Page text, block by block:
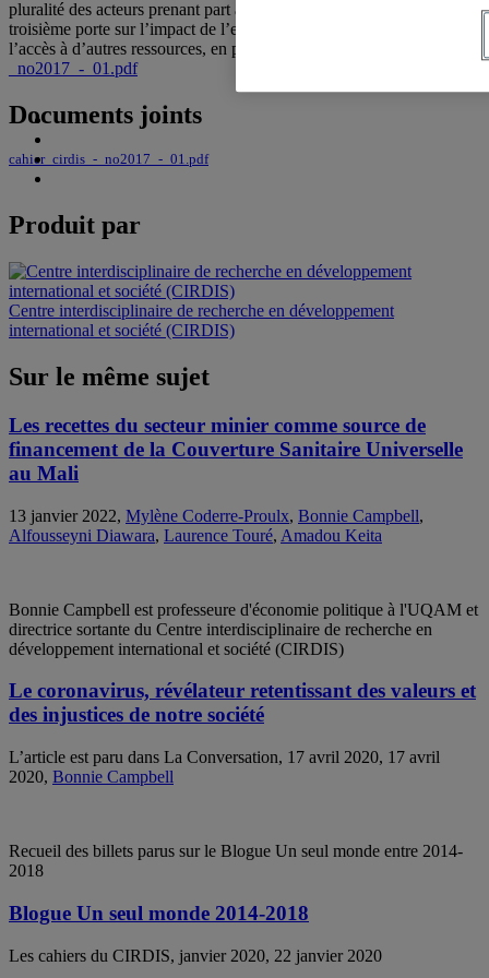
pluralité des acteurs prenant part à l’organisation de ces activités. La
troisième porte sur l’impact de l’exploitation aurifère artisanale sur
l’accès à d’autres ressources, en particulier agricoles.
_no2017_-_01.pdf
Documents joints
cahier_cirdis_-_no2017_-_01.pdf
Produit par
Centre interdisciplinaire de recherche en développement
international et société (CIRDIS)
Sur le même sujet
Les recettes du secteur minier comme source de
financement de la Couverture Sanitaire Universelle
au Mali
13 janvier 2022, Mylène Coderre-Proulx, Bonnie Campbell,
Alfousseyni Diawara, Laurence Touré, Amadou Keita
Bonnie Campbell est professeure d'économie politique à l'UQAM et
directrice sortante du Centre interdisciplinaire de recherche en
développement international et société (CIRDIS)
Le coronavirus, révélateur retentissant des valeurs et
des injustices de notre société
L’article est paru dans La Conversation, 17 avril 2020, 17 avril
2020, Bonnie Campbell
Recueil des billets parus sur le Blogue Un seul monde entre 2014-
2018
Blogue Un seul monde 2014-2018
Les cahiers du CIRDIS, janvier 2020, 22 janvier 2020